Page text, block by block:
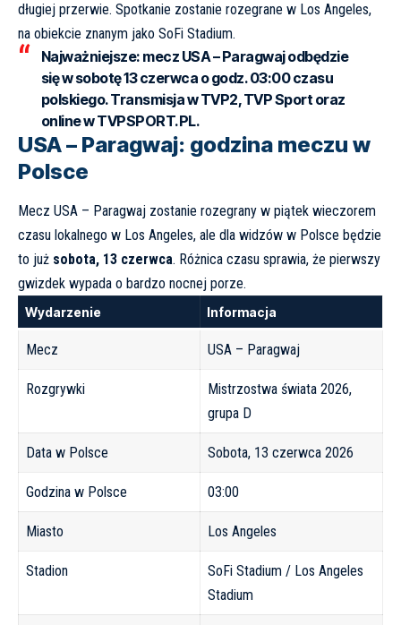
długiej przerwie. Spotkanie zostanie rozegrane w Los Angeles,
na obiekcie znanym jako SoFi Stadium.
Najważniejsze: mecz USA – Paragwaj odbędzie
się w sobotę 13 czerwca o godz. 03:00 czasu
polskiego. Transmisja w TVP2, TVP Sport oraz
online w TVPSPORT.PL.
USA – Paragwaj: godzina meczu w
Polsce
Mecz USA – Paragwaj zostanie rozegrany w piątek wieczorem
czasu lokalnego w Los Angeles, ale dla widzów w Polsce będzie
to już sobota, 13 czerwca. Różnica czasu sprawia, że pierwszy
gwizdek wypada o bardzo nocnej porze.
Wydarzenie Informacja
Mecz USA – Paragwaj
Rozgrywki
Mistrzostwa świata 2026,
grupa D
Data w Polsce Sobota, 13 czerwca 2026
Godzina w Polsce 03:00
Miasto Los Angeles
Stadion
SoFi Stadium / Los Angeles
Stadium